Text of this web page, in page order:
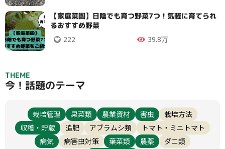
【家庭菜園】日陰でも育つ野菜7つ！気軽に育てられ
るおすすめ野菜
222 39.8万
THEME
今！話題のテーマ
栽培管理 果菜類 農業資材 害虫
栽培方法
収穫・貯蔵
追肥 アブラムシ類
トマト・ミニトマト
病気
病害虫対策 葉菜類 農薬
ダニ類